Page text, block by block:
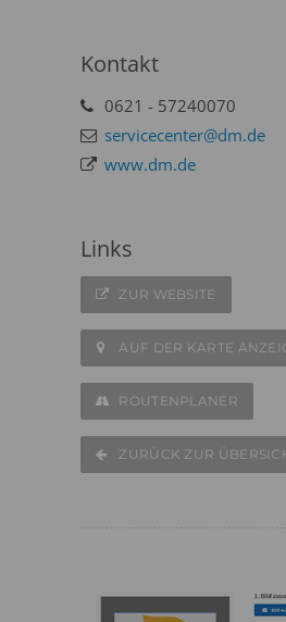
Kontakt
0621 - 57240070
servicecenter@dm.de
www.dm.de
Links
ZUR WEBSITE
AUF DER KARTE
ROUTENPLANER
ZURÜCK ZUR